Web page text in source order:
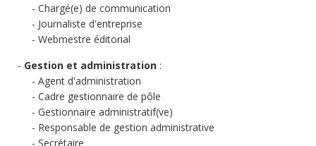
Chargé(e) de communication
Journaliste d'entreprise
Webmestre éditorial
Gestion et administration :
Agent d'administration
Cadre gestionnaire de pôle
Gestionnaire administratif(ve)
Responsable de gestion administrative
Secrétaire